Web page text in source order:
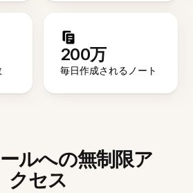
200万
毎日作成されるノート
ルへの無制限ア
クセス